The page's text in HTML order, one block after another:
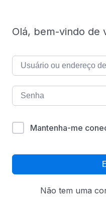
Olá, bem-vindo de
Mantenha-me
Não tem uma